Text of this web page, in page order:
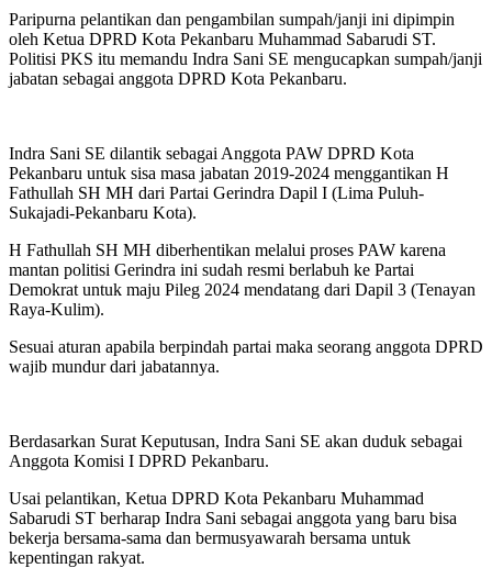
Paripurna pelantikan dan pengambilan sumpah/janji ini dipimpin
oleh Ketua DPRD Kota Pekanbaru Muhammad Sabarudi ST.
Politisi PKS itu memandu Indra Sani SE mengucapkan sumpah/janji
jabatan sebagai anggota DPRD Kota Pekanbaru.
Indra Sani SE dilantik sebagai Anggota PAW DPRD Kota
Pekanbaru untuk sisa masa jabatan 2019-2024 menggantikan H
Fathullah SH MH dari Partai Gerindra Dapil I (Lima Puluh-
Sukajadi-Pekanbaru Kota).
H Fathullah SH MH diberhentikan melalui proses PAW karena
mantan politisi Gerindra ini sudah resmi berlabuh ke Partai
Demokrat untuk maju Pileg 2024 mendatang dari Dapil 3 (Tenayan
Raya-Kulim).
Sesuai aturan apabila berpindah partai maka seorang anggota DPRD
wajib mundur dari jabatannya.
Berdasarkan Surat Keputusan, Indra Sani SE akan duduk sebagai
Anggota Komisi I DPRD Pekanbaru.
Usai pelantikan, Ketua DPRD Kota Pekanbaru Muhammad
Sabarudi ST berharap Indra Sani sebagai anggota yang baru bisa
bekerja bersama-sama dan bermusyawarah bersama untuk
kepentingan rakyat.